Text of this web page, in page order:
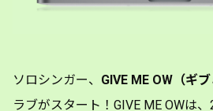
ソロシンガー、 GIVE ME OW（ギブ
ラブがスタート！GIVE ME OWは